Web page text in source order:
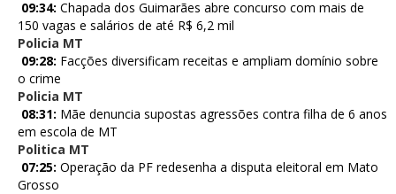
09:34: Chapada dos Guimarães abre concurso com mais de
150 vagas e salários de até R$ 6,2 mil
Policia MT
09:28: Facções diversificam receitas e ampliam domínio sobre
o crime
Policia MT
08:31: Mãe denuncia supostas agressões contra filha de 6 anos
em escola de MT
Politica MT
07:25: Operação da PF redesenha a disputa eleitoral em Mato
Grosso